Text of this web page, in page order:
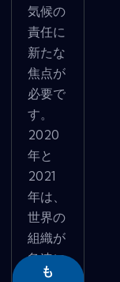
気候の
責任に
新たな
焦点が
必要で
す。
2020
年と
2021
年は、
世界の
組織が
急速に
も